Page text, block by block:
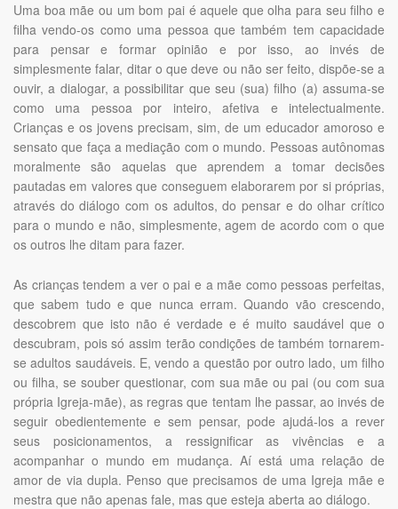
Uma boa mãe ou um bom pai é aquele que olha para seu filho e
filha vendo-os como uma pessoa que também tem capacidade
para pensar e formar opinião e por isso, ao invés de
simplesmente falar, ditar o que deve ou não ser feito, dispõe-se a
ouvir, a dialogar, a possibilitar que seu (sua) filho (a) assuma-se
como uma pessoa por inteiro, afetiva e intelectualmente.
Crianças e os jovens precisam, sim, de um educador amoroso e
sensato que faça a mediação com o mundo. Pessoas autônomas
moralmente são aquelas que aprendem a tomar decisões
pautadas em valores que conseguem elaborarem por si próprias,
através do diálogo com os adultos, do pensar e do olhar crítico
para o mundo e não, simplesmente, agem de acordo com o que
os outros lhe ditam para fazer.
As crianças tendem a ver o pai e a mãe como pessoas perfeitas,
que sabem tudo e que nunca erram. Quando vão crescendo,
descobrem que isto não é verdade e é muito saudável que o
descubram, pois só assim terão condições de também tornarem-
se adultos saudáveis. E, vendo a questão por outro lado, um filho
ou filha, se souber questionar, com sua mãe ou pai (ou com sua
própria Igreja-mãe), as regras que tentam lhe passar, ao invés de
seguir obedientemente e sem pensar, pode ajudá-los a rever
seus posicionamentos, a ressignificar as vivências e a
acompanhar o mundo em mudança. Aí está uma relação de
amor de via dupla. Penso que precisamos de uma Igreja mãe e
mestra que não apenas fale, mas que esteja aberta ao diálogo.